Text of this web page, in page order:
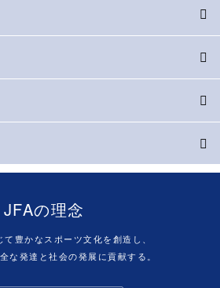
JFAの理念
豊かなスポーツ文化を創造し、
な発達と社会の発展に貢献する。